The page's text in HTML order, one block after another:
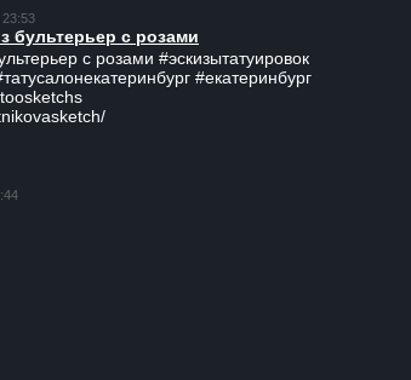
бультерьер с розами
с розами #эскизытатуировок
#екатеринбург